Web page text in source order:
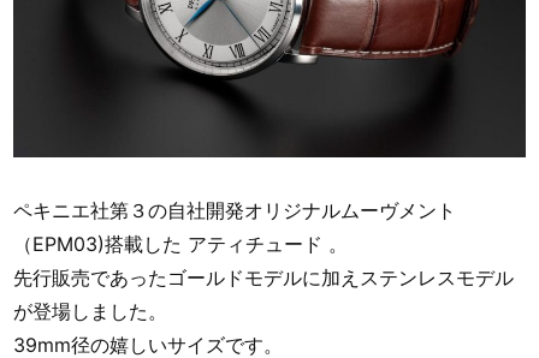
ペキニエ社第３の自社開発オリジナルムーヴメント
（EPM03)搭載した アティチュード 。
先行販売であったゴールドモデルに加えステンレスモデル
が登場しました。
39mm径の嬉しいサイズです。